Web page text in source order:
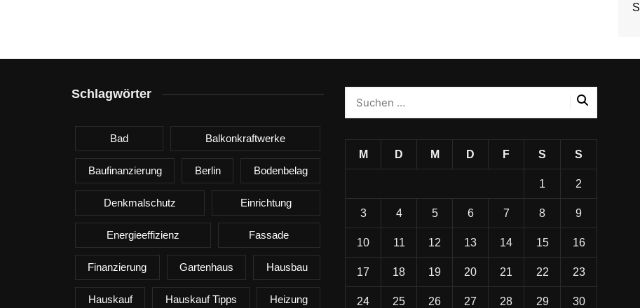
Schlagwörter
Bad Balkonkraftwerke
Baufinanzierung Berlin Bodenbelag
Denkmalschutz Einrichtung
Energieeffizienz Fassade
Finanzierung Gartenhaus Hausbau
Hauskauf Hauskauf Tipps Heizung
M D M D F S S
1 2
3 4 5 6 7 8 9
10 11 12 13 14 15 16
17 18 19 20 21 22 23
24 25 26 27 28 29 30